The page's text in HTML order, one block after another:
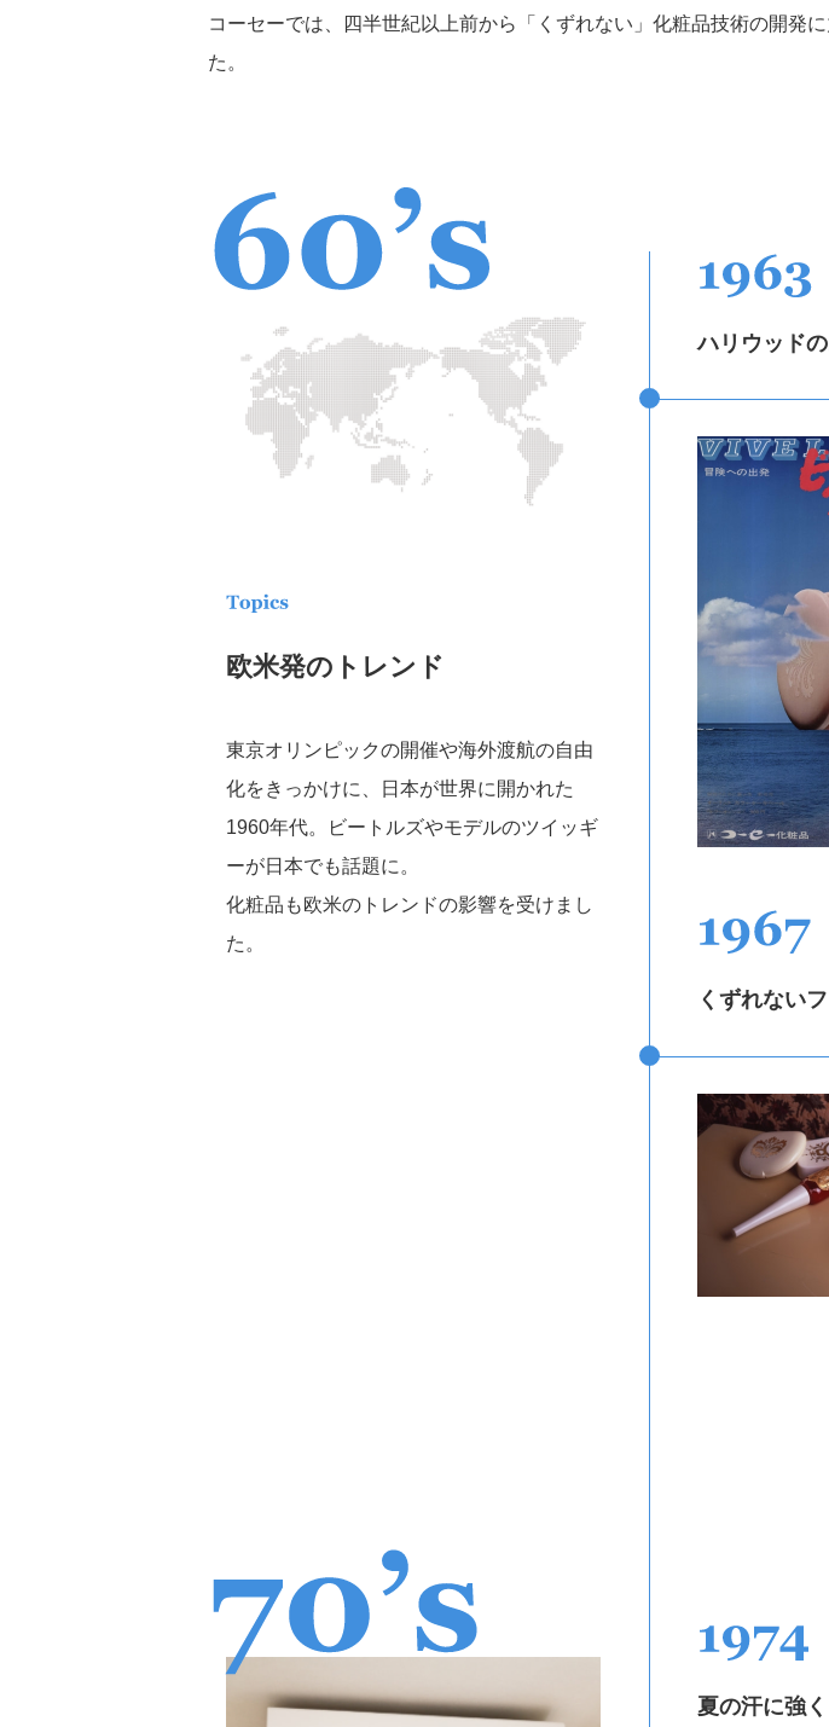
援について
コーセーでは、四半世紀以上前から「くずれない」化粧品技術の開発
た。
欧米発のトレンド
東京オリンピックの開催や海外渡航の自由
化をきっかけに、日本が世界に開かれた
1960年代。ビートルズやモデルのツイッギ
ーが日本でも話題に。
化粧品も欧米のトレンドの影響を受けまし
た。
ハリウッド
くずれない
夏の汗に強